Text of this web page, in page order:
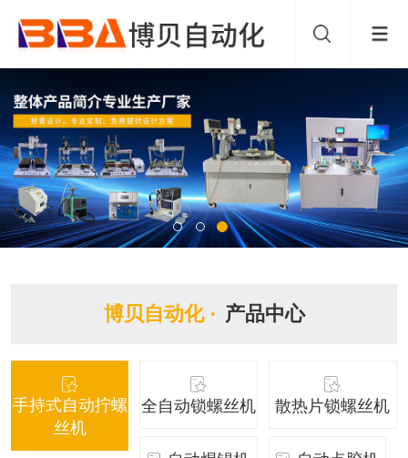
博贝自动化 · 产品中心
手持式自动拧螺
丝机
全自动锁螺丝机 散热片锁螺丝机